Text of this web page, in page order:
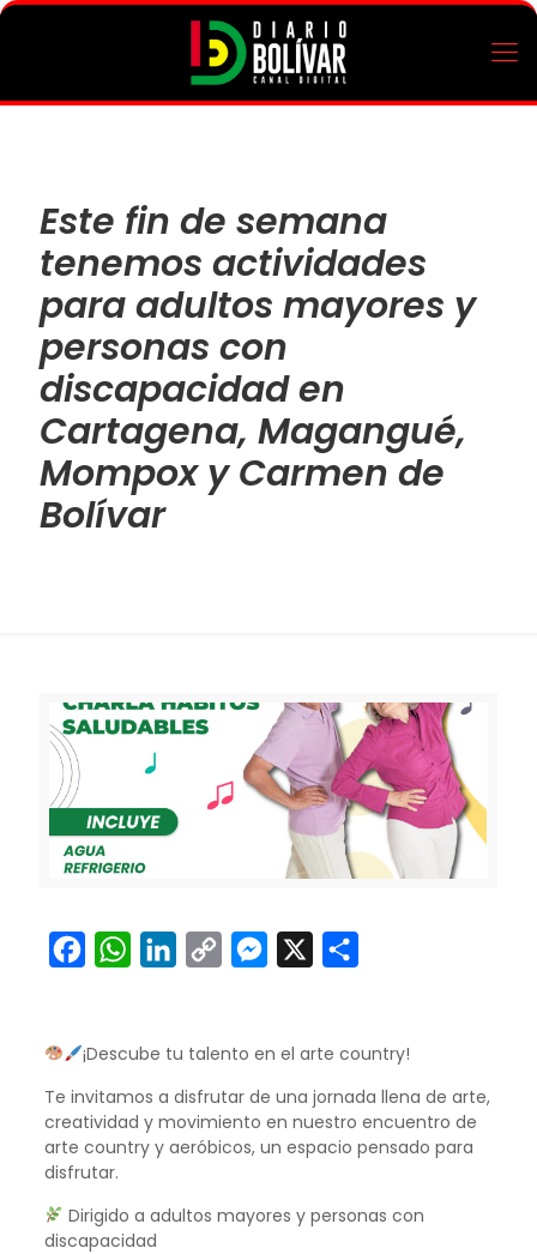
Este fin de semana
tenemos actividades
para adultos mayores y
personas con
discapacidad en
Cartagena, Magangué,
Mompox y Carmen de
Bolívar
FacebookWhatsAppLinkedIn
Copy
Messenger
¡Descube tu talento en el arte country!
Te invitamos a disfrutar de una jornada llena de arte,
creatividad y movimiento en nuestro encuentro de
arte country y aeróbicos, un espacio pensado para
disfrutar.
Dirigido a adultos mayores y personas con
discapacidad